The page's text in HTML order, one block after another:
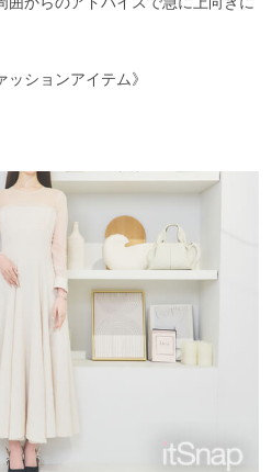
ションアイテム》